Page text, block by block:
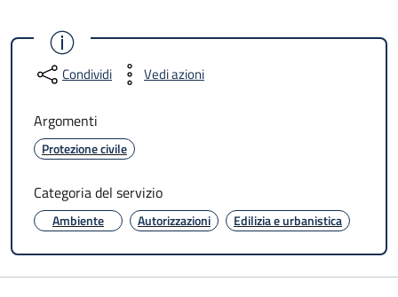
Condividi Vedi azioni
Argomenti
Protezione civile
Categoria del servizio
Ambiente Autorizzazioni Edilizia e urbanistica